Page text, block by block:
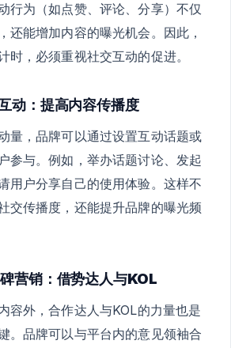
行为（如点赞、评论、分享）不仅
还能增加内容的曝光机会。因此，
时，必须重视社交互动的促进。
动：提高内容传播度
量，品牌可以通过设置互动话题或
参与。例如，举办话题讨论、发起
用户分享自己的使用体验。这样不
交传播度，还能提升品牌的曝光频
碑营销：借势达人与KOL
容外，合作达人与KOL的力量也是
。品牌可以与平台内的意见领袖合